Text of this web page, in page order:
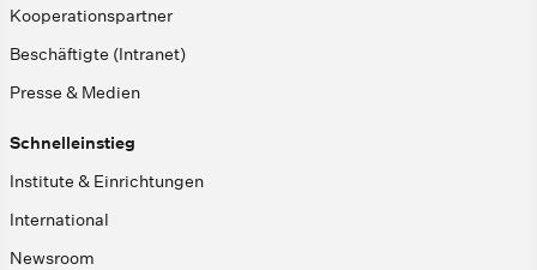
Kooperationspartner
Beschäftigte (Intranet)
Presse & Medien
Schnelleinstieg
Institute & Einrichtungen
International
Newsroom